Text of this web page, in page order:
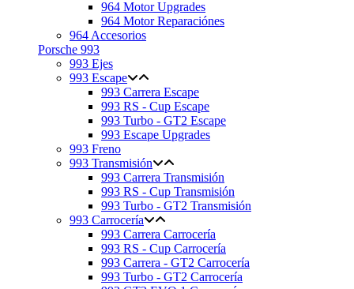
964 Motor Upgrades
964 Motor Reparaciónes
964 Accesorios
Porsche 993
993 Ejes
993 Escape
993 Carrera Escape
993 RS - Cup Escape
993 Turbo - GT2 Escape
993 Escape Upgrades
993 Freno
993 Transmisión
993 Carrera Transmisión
993 RS - Cup Transmisión
993 Turbo - GT2 Transmisión
993 Carrocería
993 Carrera Carrocería
993 RS - Cup Carrocería
993 Carrera - GT2 Carrocería
993 Turbo - GT2 Carrocería